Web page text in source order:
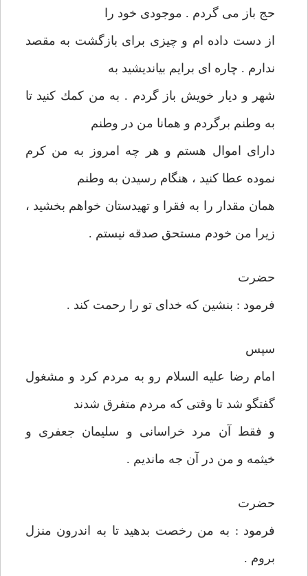
حج باز می گردم . موجودی خود را
از دست داده ام و چيزی برای بازگشت به مقصد
ندارم . چاره ای برايم بيانديشيد به
شهر و ديار خويش باز گردم . به من كمك كنيد تا
به وطنم برگردم و همانا من در وطنم
دارای اموال هستم و هر چه امروز به من كرم
نموده عطا كنيد ، هنگام رسيدن به وطنم
همان مقدار را به فقرا و تهيدستان خواهم بخشيد ،
زيرا من خودم مستحق صدقه نيستم .
حضرت
فرمود : بنشين كه خدای تو را رحمت كند .
سپس
امام رضا عليه السلام رو به مردم كرد و مشغول
گفتگو شد تا وقتی كه مردم متفرق شدند
و فقط آن مرد خراسانی و سليمان جعفری و
خيثمه و من در آن جه مانديم .
حضرت
فرمود : به من رخصت بدهيد تا به اندرون منزل
بروم .